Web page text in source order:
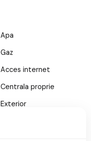
Apa
Gaz
Acces internet
Centrala proprie
Exterior